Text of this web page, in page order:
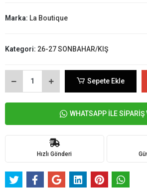
Marka: La Boutique
Kategori: 26-27 SONBAHAR/KIŞ
Sepete Ekle
WHATSAPP İLE SİPARİŞ
Hızlı Gönderi